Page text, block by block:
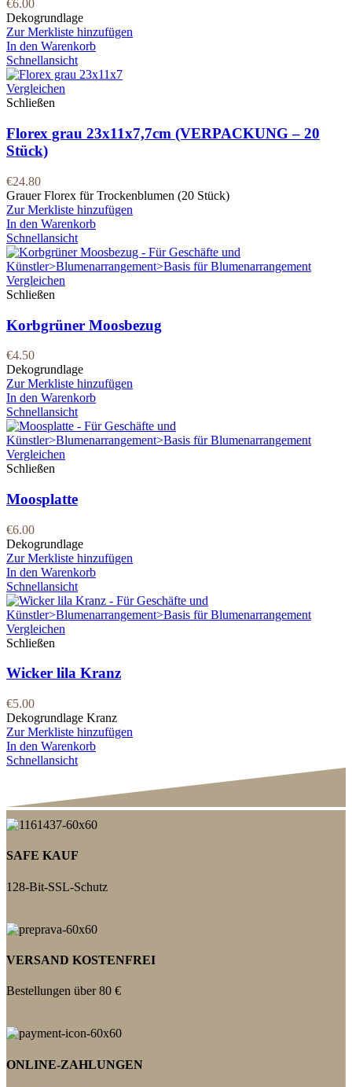
€6.00
Dekogrundlage
Zur Merkliste hinzufügen
In den Warenkorb
Schnellansicht
Vergleichen
Schließen
Florex grau 23x11x7,7cm (VERPACKUNG – 20
Stück)
€24.80
Grauer Florex für Trockenblumen (20 Stück)
Zur Merkliste hinzufügen
In den Warenkorb
Schnellansicht
Vergleichen
Schließen
Korbgrüner Moosbezug
€4.50
Dekogrundlage
Zur Merkliste hinzufügen
In den Warenkorb
Schnellansicht
Vergleichen
Schließen
Moosplatte
€6.00
Dekogrundlage
Zur Merkliste hinzufügen
In den Warenkorb
Schnellansicht
Vergleichen
Schließen
Wicker lila Kranz
€5.00
Dekogrundlage Kranz
Zur Merkliste hinzufügen
In den Warenkorb
Schnellansicht
SAFE KAUF
128-Bit-SSL-Schutz
VERSAND KOSTENFREI
Bestellungen über 80 €
ONLINE-ZAHLUNGEN